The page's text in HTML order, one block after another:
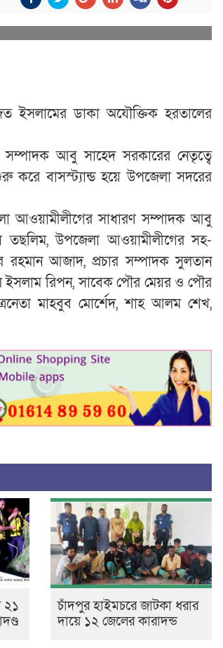
ইসলামের ডাকা অযৌক্তিক হরতালের
আবু সাহেদ সরকারের নেতৃত্বে
করে বাসস্ট্যান্ড হয়ে উপজেলা সদরের
আওয়ামীলীগের সাধারণ সম্পাদক আবু
তছলিম, উপজেলা আওয়ামীলীগের সহ-
আজাদ, প্রচার সম্পাদক সুলতান
ইসলাম রিপন, সাবেক পৌর মেয়র ও পৌর
মাহবুব মোর্শেদ, শাহ আলম শেখ,
২১
চাঁদপুর হাইমচরে জাটকা ধরার
দায়ে ১২ জেলের কারাদন্ড